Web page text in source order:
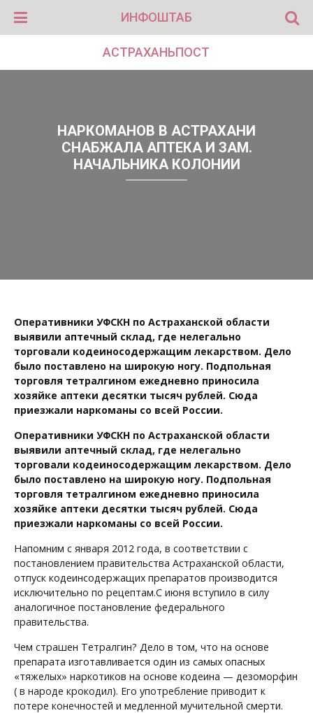
ИНФОШТАБ
АСТРАХАНЬПОСТ
НАРКОМАНОВ В АСТРАХАНИ
СНАБЖАЛА АПТЕКА И ЗАМ.
НАЧАЛЬНИКА КОЛОНИИ
Оперативники УФСКН по Астраханской области
выявили аптечный склад, где нелегально
торговали кодеиносодержащим лекарством. Дело
было поставлено на широкую ногу. Подпольная
торговля тетралгином ежедневно приносила
хозяйке аптеки десятки тысяч рублей. Сюда
приезжали наркоманы со всей России.
Оперативники УФСКН по Астраханской области
выявили аптечный склад, где нелегально
торговали кодеиносодержащим лекарством. Дело
было поставлено на широкую ногу. Подпольная
торговля тетралгином ежедневно приносила
хозяйке аптеки десятки тысяч рублей. Сюда
приезжали наркоманы со всей России.
Напомним с января 2012 года, в соответствии с
постановлением правительства Астраханской области,
отпуск кодеинсодержащих препаратов производится
исключительно по рецептам.С июня вступило в силу
аналогичное постановление федерального
правительства.
Чем страшен Тетралгин? Дело в том, что на основе
препарата изготавливается один из самых опасных
«тяжелых» наркотиков на основе кодеина — дезоморфин
( в народе крокодил). Его употребление приводит к
потере конечностей и медленной мучительной смерти.